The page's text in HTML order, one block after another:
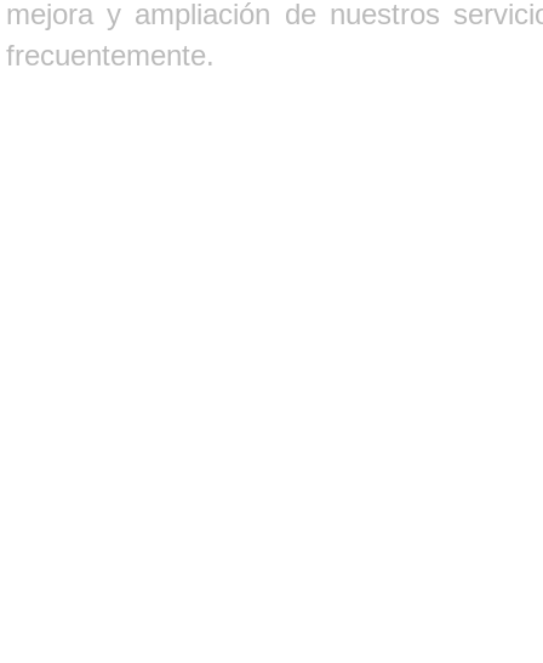
mejora y ampliación de nuestros
frecuentemente.